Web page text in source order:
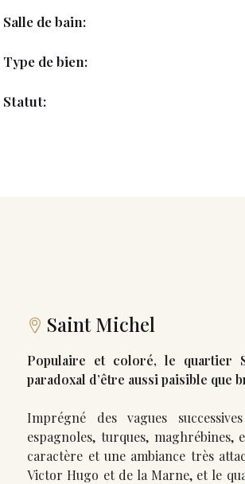
Salle de bain:
Type de bien:
Statut:
Saint Michel
Populaire et coloré, le quartier
paradoxal d’être aussi paisible que
Imprégné des vagues
espagnoles, turques,
caractère et une ambiance très attachants. Ceinturé
Victor Hugo et de la Marne, et le